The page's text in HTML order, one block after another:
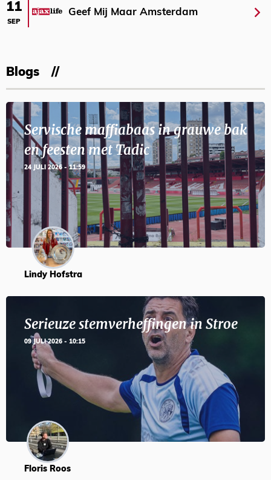
11
SEP
Geef Mij Maar Amsterdam
Blogs
Servische maffiabaas in grauwe bak
en feesten met Tadic
24 JULI 2026 - 11:59
Lindy Hofstra
Serieuze stemverheffingen in Stroe
09 JULI 2026 - 10:15
Floris Roos